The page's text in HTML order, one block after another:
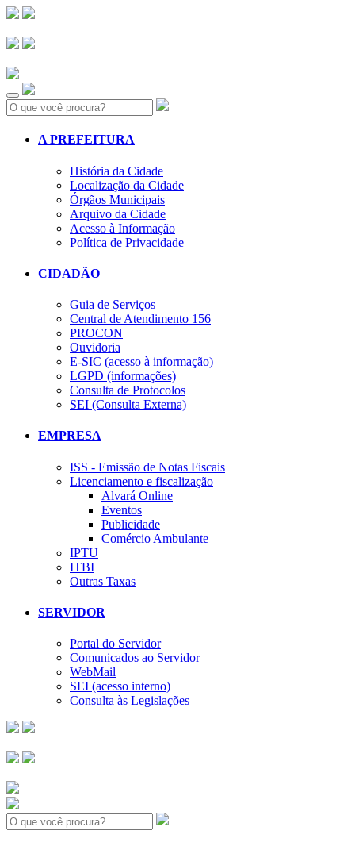
Search:
A PREFEITURA
História da Cidade
Localização da Cidade
Órgãos Municipais
Arquivo da Cidade
Acesso à Informação
Política de Privacidade
CIDADÃO
Guia de Serviços
Central de Atendimento 156
PROCON
Ouvidoria
E-SIC (acesso à informação)
LGPD (informações)
Consulta de Protocolos
SEI (Consulta Externa)
EMPRESA
ISS - Emissão de Notas Fiscais
Licenciamento e fiscalização
Alvará Online
Eventos
Publicidade
Comércio Ambulante
IPTU
ITBI
Outras Taxas
SERVIDOR
Portal do Servidor
Comunicados ao Servidor
WebMail
SEI (acesso interno)
Consulta às Legislações
Search: